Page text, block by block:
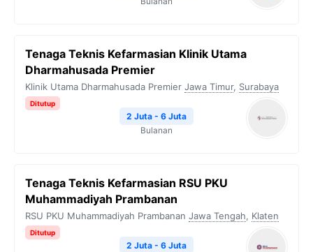
Tenaga Teknis Kefarmasian Klinik Utama
Dharmahusada Premier
Klinik Utama Dharmahusada Premier Jawa Timur, Surabaya
Ditutup
2 Juta - 6 Juta
Bulanan
Tenaga Teknis Kefarmasian RSU PKU
Muhammadiyah Prambanan
RSU PKU Muhammadiyah Prambanan Jawa Tengah, Klaten
Ditutup
2 Juta - 6 Juta